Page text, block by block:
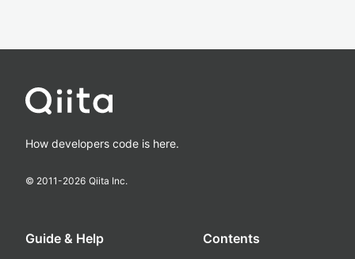
How developers code is here.
© 2011-2026 Qiita Inc.
Guide & Help Contents